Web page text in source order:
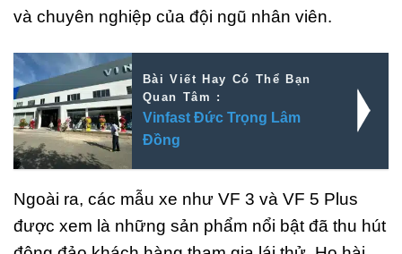
và chuyên nghiệp của đội ngũ nhân viên.
Bài Viết Hay Có Thể Bạn
Quan Tâm :
Vinfast Đức Trọng Lâm
Đồng
Ngoài ra, các mẫu xe như VF 3 và VF 5 Plus
được xem là những sản phẩm nổi bật đã thu hút